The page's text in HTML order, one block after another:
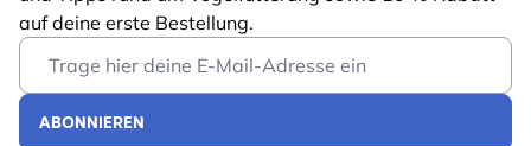
auf deine erste Bestellung.
Email Address
ABONNIEREN